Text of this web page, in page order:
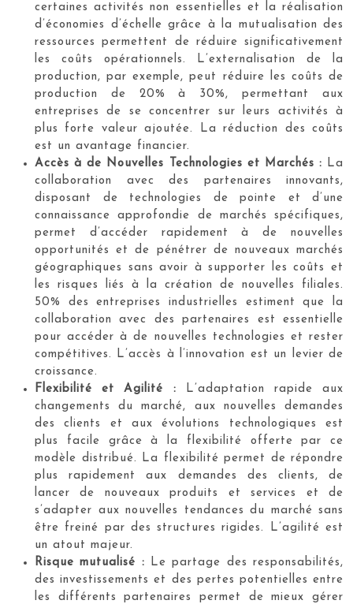
certaines activités non essentielles et la réalisation
d’économies d’échelle grâce à la mutualisation des
ressources permettent de réduire significativement
les coûts opérationnels. L’externalisation de la
production, par exemple, peut réduire les coûts de
production de 20% à 30%, permettant aux
entreprises de se concentrer sur leurs activités à
plus forte valeur ajoutée. La réduction des coûts
est un avantage financier.
Accès à de Nouvelles Technologies et Marchés : La
collaboration avec des partenaires innovants,
disposant de technologies de pointe et d’une
connaissance approfondie de marchés spécifiques,
permet d’accéder rapidement à de nouvelles
opportunités et de pénétrer de nouveaux marchés
géographiques sans avoir à supporter les coûts et
les risques liés à la création de nouvelles filiales.
50% des entreprises industrielles estiment que la
collaboration avec des partenaires est essentielle
pour accéder à de nouvelles technologies et rester
compétitives. L’accès à l’innovation est un levier de
croissance.
Flexibilité et Agilité : L’adaptation rapide aux
changements du marché, aux nouvelles demandes
des clients et aux évolutions technologiques est
plus facile grâce à la flexibilité offerte par ce
modèle distribué. La flexibilité permet de répondre
plus rapidement aux demandes des clients, de
lancer de nouveaux produits et services et de
s’adapter aux nouvelles tendances du marché sans
être freiné par des structures rigides. L’agilité est
un atout majeur.
Risque mutualisé : Le partage des responsabilités,
des investissements et des pertes potentielles entre
les différents partenaires permet de mieux gérer